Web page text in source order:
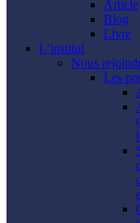
Article
Blog
Livre
L’institut
Nous
Les